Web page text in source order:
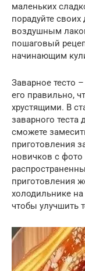
маленьких
порадуйте
воздушным
пошаговый
начинающим
Заварное тесто
его правильно,
хрустящими. В
заварного теста
сможете
приготовления
новичков с
приготовления
холодильнике
чтобы улучшить